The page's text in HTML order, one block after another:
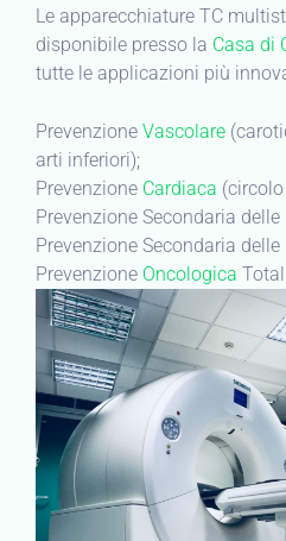
Le apparecchiature TC
disponibile presso la Casa di
tutte le applicazioni più
Prevenzione Vascolare
arti inferiori);
Prevenzione Cardiaca
Prevenzione Secondaria delle
Prevenzione Secondaria delle
Prevenzione Oncologica